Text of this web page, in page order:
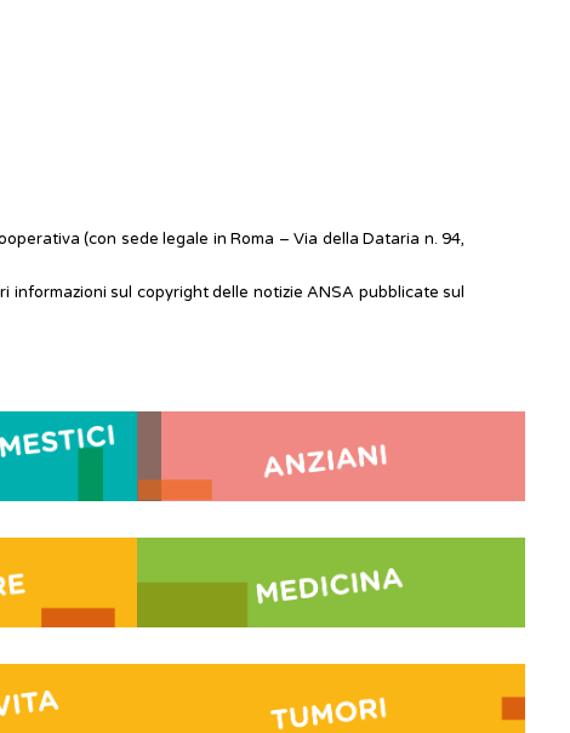
(con sede legale in Roma – Via della Dataria n. 94,
sul copyright delle notizie ANSA pubblicate sul